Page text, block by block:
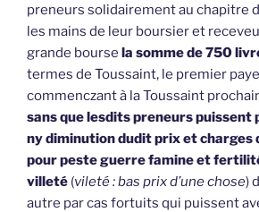
preneurs solidairement au chapitre
les mains de leur boursier et
grande bourse la somme de 750
termes de Toussaint, le premier
commenczant à la Toussaint
sans que lesdits preneurs puissent
ny diminution dudit prix et charges
pour peste guerre famine et
villeté (vileté : bas prix d’une chose)
autre par cas fortuits qui puissent